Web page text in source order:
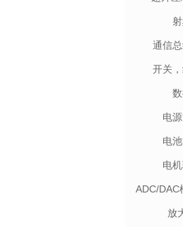
通信
开关
电
电
电
ADC/DAC
放